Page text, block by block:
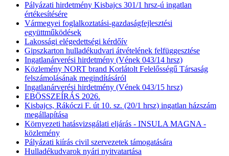
Pályázati hirdetmény Kisbajcs 301/1 hrsz-ú ingatlan
értékesítésére
Vármegyei foglalkoztatási-gazdaságfejlesztési
együttműködések
Lakossági elégedettségi kérdőív
Gipszkarton hulladékudvari átvételének felfüggesztése
Ingatlanárverési hirdetmény (Vének 043/14 hrsz)
Közlemény NORT brand Korlátolt Felelősségű Társaság
felszámolásának megindításáról
Ingatlanárverési hirdetmény (Vének 043/15 hrsz)
EBÖSSZEÍRÁS 2026.
Kisbajcs, Rákóczi F. út 10. sz. (20/1 hrsz) ingatlan házszám
megállapítása
Környezeti hatásvizsgálati eljárás - INSULA MAGNA -
közlemény
Pályázati kiírás civil szervezetek támogatására
Hulladékudvarok nyári nyitvatartása